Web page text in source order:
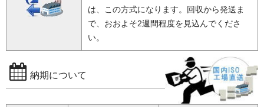
は、この方式になります。回収から発送ま
で、おおよそ2週間程度を見込んでくださ
い。
納期について